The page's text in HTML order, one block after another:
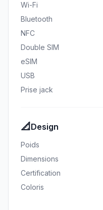
Wi-Fi
Bluetooth
NFC
Double SIM
eSIM
USB
Prise jack
📐 Design
Poids
Dimensions
Certification
Coloris